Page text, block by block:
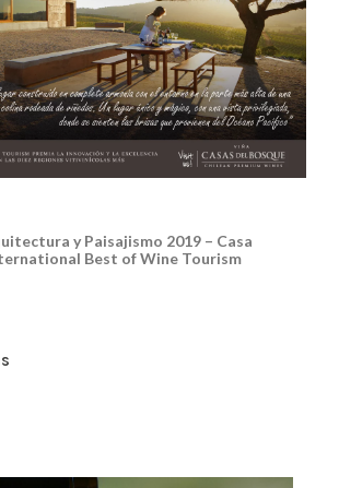
y Paisajismo 2019 – Casa
Best of Wine Tourism